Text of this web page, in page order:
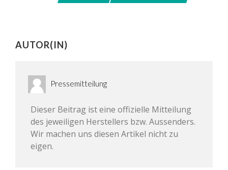
AUTOR(IN)
Pressemitteilung
Dieser Beitrag ist eine offizielle Mitteilung
des jeweiligen Herstellers bzw. Aussenders.
Wir machen uns diesen Artikel nicht zu
eigen.